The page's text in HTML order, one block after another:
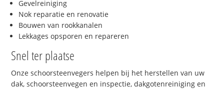
Gevelreiniging
Nok reparatie en renovatie
Bouwen van rookkanalen
Lekkages opsporen en repareren
Snel ter plaatse
Onze schoorsteenvegers helpen bij het herstellen van uw
dak, schoorsteenvegen en inspectie, dakgotenreiniging en